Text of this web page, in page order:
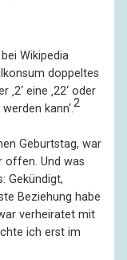
Wikipedia
doppeltes
eine ‚22‘ oder
werden kann‘.2
Geburtstag, war
offen. Und was
Gekündigt,
Beziehung habe
verheiratet mit
ich erst im